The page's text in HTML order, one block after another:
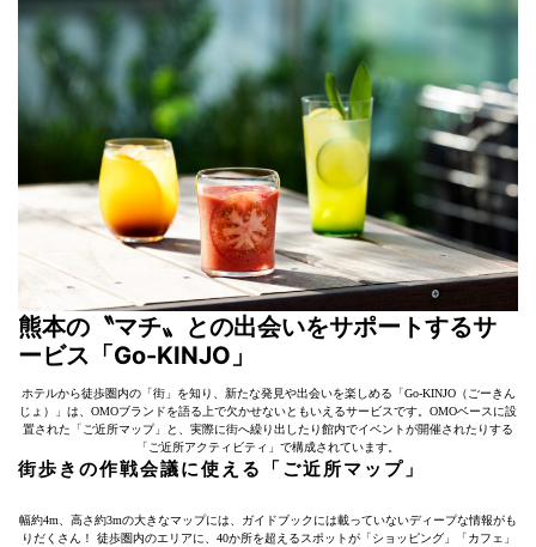
熊本の〝マチ〟との出会いをサポートするサ
ービス「Go-KINJO」
ホテルから徒歩圏内の「街」を知り、新たな発見や出会いを楽しめる「Go-KINJO（ごーきん
じょ）」は、OMOブランドを語る上で欠かせないともいえるサービスです。OMOベースに設
置された「ご近所マップ」と、実際に街へ繰り出したり館内でイベントが開催されたりする
「ご近所アクティビティ」で構成されています。
街歩きの作戦会議に使える「ご近所マップ」
幅約4m、高さ約3mの大きなマップには、ガイドブックには載っていないディープな情報がも
りだくさん！ 徒歩圏内のエリアに、40か所を超えるスポットが「ショッピング」「カフェ」